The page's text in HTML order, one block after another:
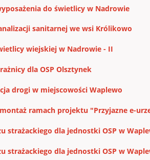
do świetlicy w Nadrowie
sanitarnej we wsi Królikowo
wiejskiej w Nadrowie - II
dla OSP Olsztynek
drogi w miejscowości Waplewo
ramach projektu "Przyjazne e-
strażackiego dla jednostki OSP w
strażackiego dla jednostki OSP w